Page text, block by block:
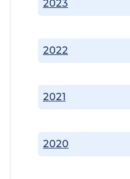
2020
2021
2022
2023